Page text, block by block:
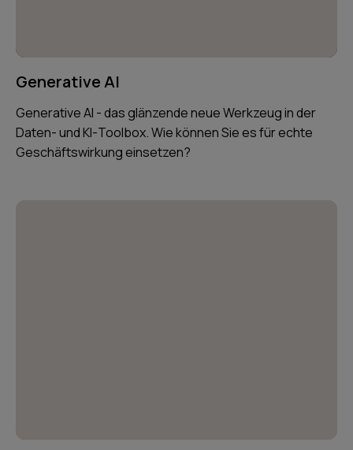
Generative AI
Generative AI - das glänzende neue Werkzeug in der
Daten- und KI-Toolbox. Wie können Sie es für echte
Geschäftswirkung einsetzen?